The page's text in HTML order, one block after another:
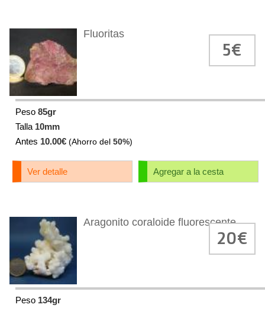
Fluoritas
5€
Peso 85gr
Talla 10mm
Antes 10.00€ (Ahorro del 50%)
Agregar a la cesta
Ver detalle
Aragonito coraloide fluorescente
20€
Peso 134gr